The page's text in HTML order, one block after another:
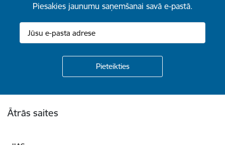
Piesakies jaunumu saņemšanai savā e-pastā.
Ātrās saites